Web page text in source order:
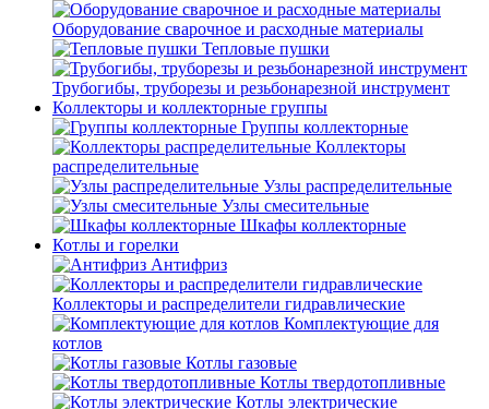
Оборудование сварочное и расходные материалы
Тепловые пушки
Трубогибы, труборезы и резьбонарезной инструмент
Коллекторы и коллекторные группы
Группы коллекторные
Коллекторы
распределительные
Узлы распределительные
Узлы смесительные
Шкафы коллекторные
Котлы и горелки
Антифриз
Коллекторы и распределители гидравлические
Комплектующие для
котлов
Котлы газовые
Котлы твердотопливные
Котлы электрические